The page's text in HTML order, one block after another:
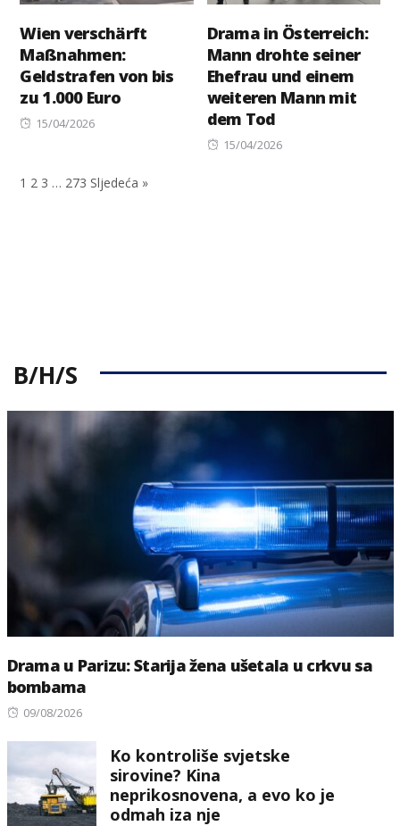
Wien verschärft
Maßnahmen:
Geldstrafen von bis
zu 1.000 Euro
Posted
15/04/2026
Drama in Österreich:
Mann drohte seiner
Ehefrau und einem
weiteren Mann mit
dem Tod
Posted
15/04/2026
1 2 3 … 273 Sljedeća »
B/H/S
Drama u Parizu: Starija žena ušetala u crkvu sa
bombama
Posted
09/08/2026
Ko kontroliše svjetske
sirovine? Kina
neprikosnovena, a evo ko je
odmah iza nje